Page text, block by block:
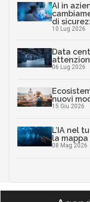
AI in
di
10 Lug 2026
Data
06 Lug 2026
nuovi
15 Giu 2026
L’IA nel
la
08 Mag 2026